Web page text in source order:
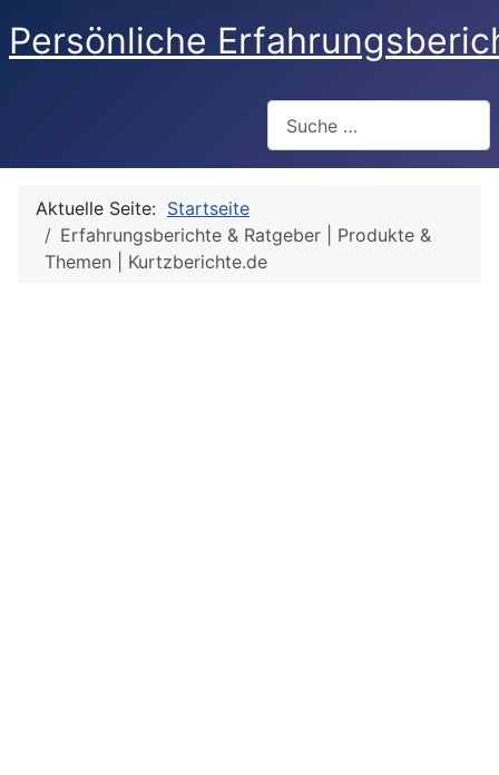
Persönliche
Aktuelle Seite: Startseite
Erfahrungsberichte & Ratgeber | Produkte &
Themen | Kurtzberichte.de